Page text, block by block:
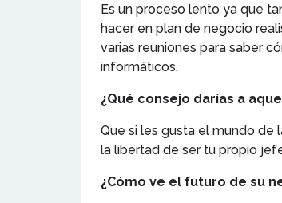
Es un proceso lento ya que
hacer en plan de negocio
varias reuniones para saber
informáticos.
¿Qué consejo darías a
Que si les gusta el mundo de
la libertad de ser tu propio
¿Cómo ve el futuro de su